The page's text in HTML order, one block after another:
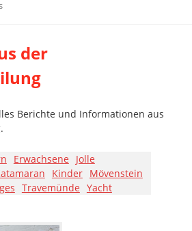
der
Berichte und Informationen aus
Erwachsene
Jolle
Kinder Mövenstein
Travemünde Yacht